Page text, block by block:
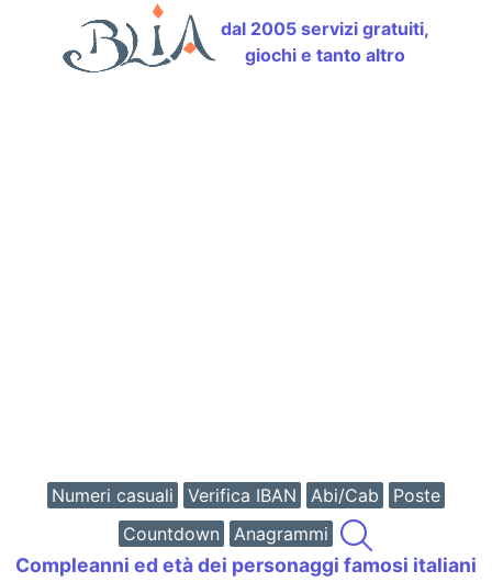
dal 2005 servizi gratuiti,
giochi e tanto altro
Numeri casuali Verifica IBAN Abi/Cab
Poste
Countdown
Anagrammi
Compleanni ed età dei personaggi famosi italiani